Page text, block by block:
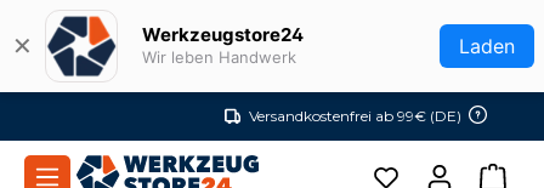
Zum Hauptinhalt springen
✕ Werkzeugstore24
Wir leben Handwerk Laden
Versandkostenfrei ab 99€ (DE)